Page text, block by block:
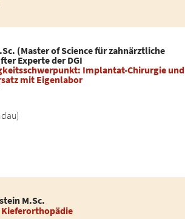
(Master of Science für zahnärztliche
Experte der DGI
Implantat-Chirurgie und
mit Eigenlabor
M.Sc.